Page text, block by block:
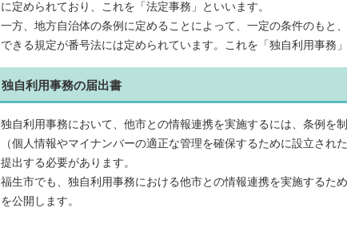
に定められており、これを「法定事務」といいます。
一方、地方自治体の条例に定めることによって、一定の条件のもと
できる規定が番号法には定められています。これを「独自利用事務」
独自利用事務の届出書
独自利用事務において、他市との情報連携を実施するには、条例を
（個人情報やマイナンバーの適正な管理を確保するために設立され
提出する必要があります。
福生市でも、独自利用事務における他市との情報連携を実施するた
を公開します。